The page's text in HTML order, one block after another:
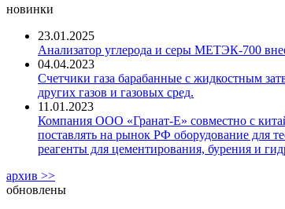
новинки
23.01.2025
Анализатор углерода и серы МЕТЭК-700
04.04.2023
Счетчики газа барабанные с жидкостным
других газов и газовых сред.
11.01.2023
Компания ООО «Гранат-Е» совместно с
поставлять на рынок РФ оборудование для
реагенты для цементирования, бурения и
архив >>
обновлены